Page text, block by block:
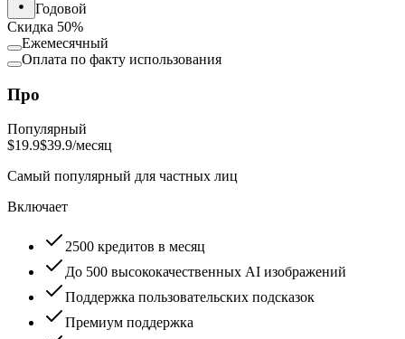
Годовой
Скидка 50%
Ежемесячный
Оплата по факту использования
Про
Популярный
$19.9$39.9/месяц
Самый популярный для частных лиц
Включает
2500 кредитов в месяц
До 500 высококачественных AI изображений
Поддержка пользовательских подсказок
Премиум поддержка